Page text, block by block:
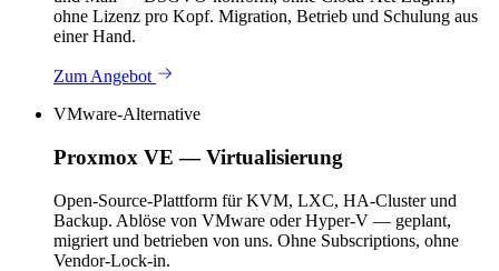
ohne Lizenz pro Kopf. Migration, Betrieb und Schulung aus
einer Hand.
Zum Angebot
VMware-Alternative
Proxmox VE — Virtualisierung
Open-Source-Plattform für KVM, LXC, HA-Cluster und
Backup. Ablöse von VMware oder Hyper-V — geplant,
migriert und betrieben von uns. Ohne Subscriptions, ohne
Vendor-Lock-in.